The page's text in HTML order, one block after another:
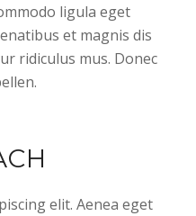
ligula eget
et magnis dis
ridiculus mus. Donec
elit. Aenea eget